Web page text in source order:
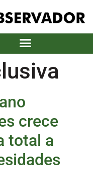
crece
total a